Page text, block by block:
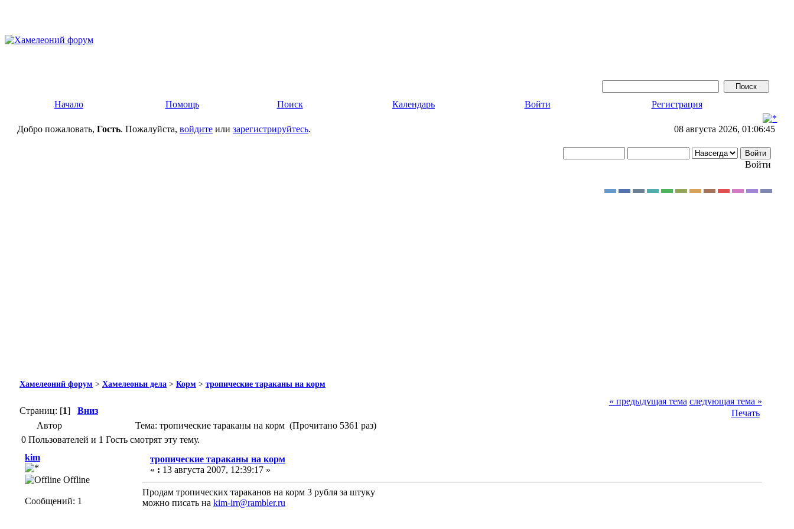
Начало Помощь Поиск Календарь Войти Регистрация
Добро пожаловать, Гость. Пожалуйста, войдите или зарегистрируйтесь. 08 августа 2026, 01:06:45
Войти
Хамелеоний форум > Хамелеоньи дела > Корм > тропические тараканы на корм
Страниц: [1] Вниз
« предыдущая тема следующая тема »
Печать
Автор
Тема: тропические тараканы на корм (Прочитано 5361 раз)
0 Пользователей и 1 Гость смотрят эту тему.
kim
Offline
Сообщений: 1
тропические тараканы на корм
« : 13 августа 2007, 12:39:17 »
Продам тропических тараканов на корм 3 рубля за штуку
можно писать на kim-irr@rambler.ru